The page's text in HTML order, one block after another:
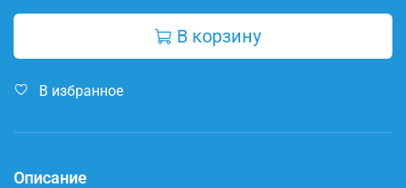
В корзину
В избранное
Описание